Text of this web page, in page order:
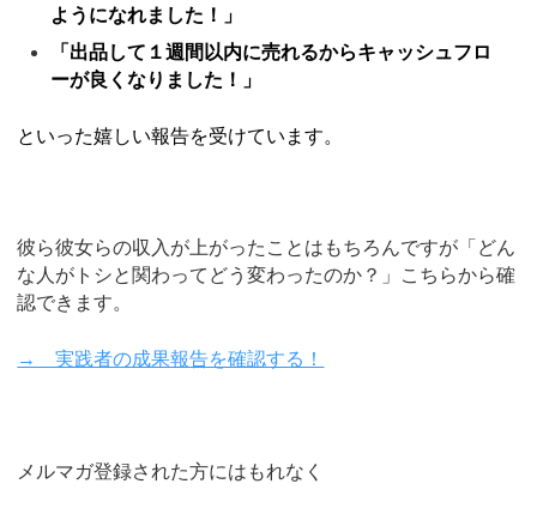
ようになれました！」
「出品して１週間以内に売れるからキャッシュフロ
ーが良くなりました！」
といった嬉しい報告を受けています。
彼ら彼女らの収入が上がったことはもちろんですが「どん
な人がトシと関わってどう変わったのか？」こちらから確
認できます。
→ 実践者の成果報告を確認する！
メルマガ登録された方にはもれなく